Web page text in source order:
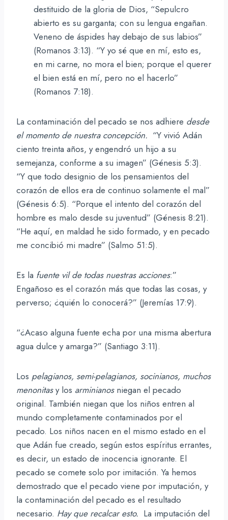
destituido de la gloria de Dios, “Sepulcro
abierto es su garganta; con su lengua engañan.
Veneno de áspides hay debajo de sus labios”
(Romanos 3:13). “Y yo sé que en mí, esto es,
en mi carne, no mora el bien; porque el querer
el bien está en mí, pero no el hacerlo”
(Romanos 7:18).
La contaminación del pecado se nos adhiere desde
el momento de nuestra concepción. “Y vivió Adán
ciento treinta años, y engendró un hijo a su
semejanza, conforme a su imagen” (Génesis 5:3).
“Y que todo designio de los pensamientos del
corazón de ellos era de continuo solamente el mal”
(Génesis 6:5). “Porque el intento del corazón del
hombre es malo desde su juventud” (Génesis 8:21).
“He aquí, en maldad he sido formado, y en pecado
me concibió mi madre” (Salmo 51:5).
Es la fuente vil de todas nuestras acciones:”
Engañoso es el corazón más que todas las cosas, y
perverso; ¿quién lo conocerá?” (Jeremías 17:9).
“¿Acaso alguna fuente echa por una misma abertura
agua dulce y amarga?” (Santiago 3:11).
Los pelagianos, semi-pelagianos, socinianos, muchos
menonitasy los arminianosniegan el pecado
original. También niegan que los niños entren al
mundo completamente contaminados por el
pecado. Los niños nacen en el mismo estado en el
que Adán fue creado, según estos espíritus errantes,
es decir, un estado de inocencia ignorante. El
pecado se comete solo por imitación. Ya hemos
demostrado que el pecado viene por imputación, y
la contaminación del pecado es el resultado
necesario. Hay que recalcar esto. La imputación del